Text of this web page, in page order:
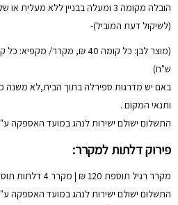
הובלה מקומה 3 ומעלה בבניין ללא
(לשיקול דעת המוביל)-
ש"ח)
באם יש מדרגות ספירלה בתוך הבית,לא משנה
ותנאי המקום .
התשלום ישולם ישירות לנהג במועד האספקה
פירוק דלתות למקרר:
מקרר רגיל תוספת 120 ₪ | מקרר 4 דלתות תוספת 160 ₪
התשלום ישולם ישירות לנהג במועד האספקה